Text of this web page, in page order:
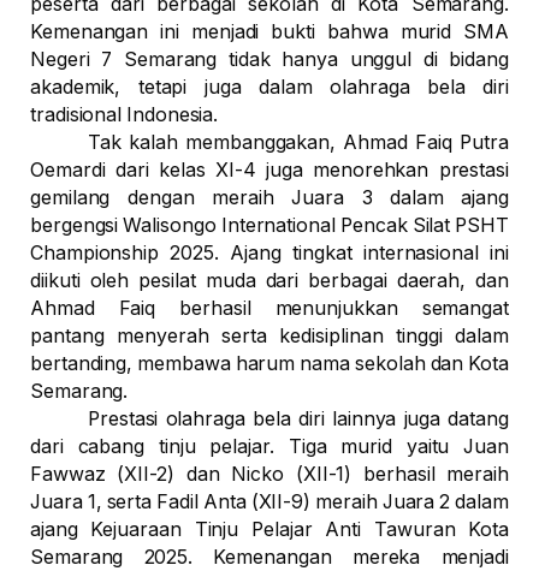
Kemenangan ini menjadi bukti bahwa murid SMA
Negeri 7 Semarang tidak hanya unggul di bidang
akademik, tetapi juga dalam olahraga bela diri
tradisional Indonesia.
Tak kalah membanggakan, Ahmad Faiq Putra
Oemardidari kelas XI-4 juga menorehkan prestasi
gemilang dengan meraihJuara 3 dalam ajang
bergengsiWalisongo International Pencak Silat PSHT
Championship 2025. Ajang tingkat internasional ini
diikuti oleh pesilat muda dari berbagai daerah, dan
Ahmad Faiq berhasil menunjukkan semangat
pantang menyerah serta kedisiplinan tinggi dalam
bertanding, membawa harum nama sekolah dan Kota
Semarang.
Prestasi olahraga bela diri lainnya juga datang
dari cabang tinju pelajar. Tiga murid yaituJuan
Fawwaz (XII-2) dan Nicko (XII-1) berhasil meraih
Juara 1, serta Fadil Anta (XII-9) meraih Juara 2 dalam
ajang Kejuaraan Tinju Pelajar Anti Tawuran Kota
Semarang 2025. Kemenangan mereka menjadi